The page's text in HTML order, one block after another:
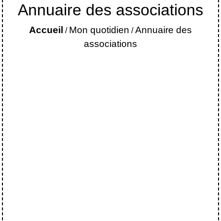
Annuaire des associations
Accueil / Mon quotidien /Annuaire des
associations